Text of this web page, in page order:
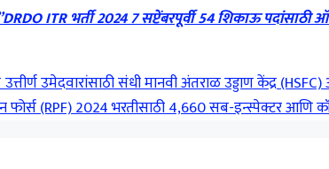
ITR भर्ती 2024 7 सप्टेंबरपूर्वी 54 शिकाऊ पदांसाठी
उमेदवारांसाठी संधी मानवी अंतराळ उड्डाण केंद्र (HSFC)
(RPF) 2024 भरतीसाठी 4,660 सब-इन्स्पेक्टर आणि